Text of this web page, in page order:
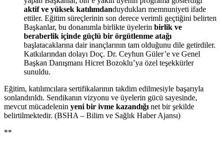
aktif ve yüksek katılımdanduydukları memnuniyeti ifade
ettiler. Eğitim süreçlerinin son derece verimli geçtiğini belirten
Başkanlar, bu donanımla birlikte üyelerin birlik ve
beraberlik içinde güçlü bir örgütlenme atağı
başlatacaklarına dair inançlarının tam olduğunu dile getirdiler.
Katkılarından dolayı Doç. Dr. Ceyhun Güler’e ve Genel
Başkan Danışmanı Hicret Bozoklu’ya özel teşekkürler
sunuldu.
Eğitim, katılımcılara sertifikalarının takdim edilmesiyle başarıyla
sonlandırıldı. Sendikanın vizyonu ve üyelerin gücü sayesinde,
mevcut mücadelenin yeni bir ivme kazandığı net bir şekilde
belirtilmektedir. (BSHA – Bilim ve Sağlık Haber Ajansı)
**